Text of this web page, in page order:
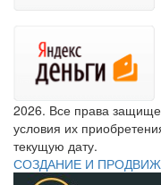
2026. Все права
условия их
текущую дату.
СОЗДАНИЕ И